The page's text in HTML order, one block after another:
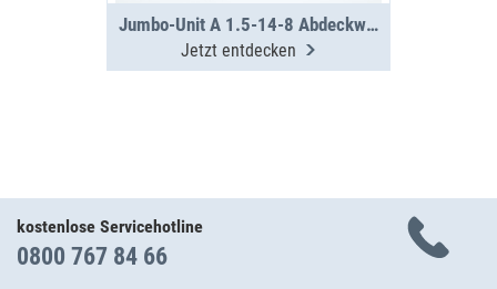
Jumbo-Unit A 1.5-14-8 Abdeckwanne
Jetzt entdecken
kostenlose Servicehotline
0800 767 84 66